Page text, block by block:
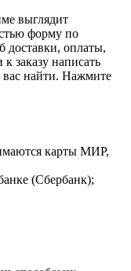
выглядит
форму по
доставки, оплаты,
заказу написать
найти. Нажмите
карты МИР,
(Сбербанк);